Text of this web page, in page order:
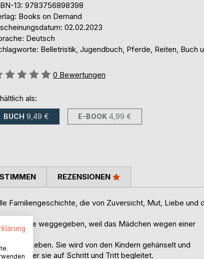
13: 9783756898398
Books on Demand
02.02.2023
Deutsch
Belletristik, Jugendbuch, Pferde, Reiten, Buch
0 Bewertungen
als:
BUCH 9,49 € E-BOOK 4,99 €
Familiengeschichte, die von Zuversicht, Mut, Liebe und
hat sie weggegeben, weil das Mädchen wegen einer
Leben. Sie wird von den Kindern gehänselt und
Max, der sie auf Schritt und Tritt begleitet.
REZENSIONEN